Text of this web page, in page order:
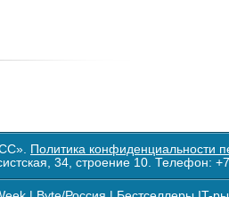
Политика конфиденциальности
34, строение 10. Телефон: